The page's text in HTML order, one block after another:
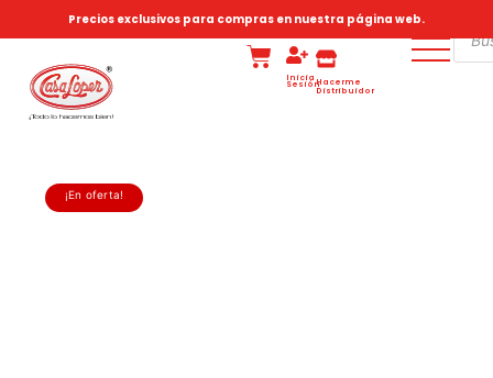
Precios exclusivos para compras en nuestra página web.
Inicia
SesiónHacerme
Distribuidor
¡En oferta!